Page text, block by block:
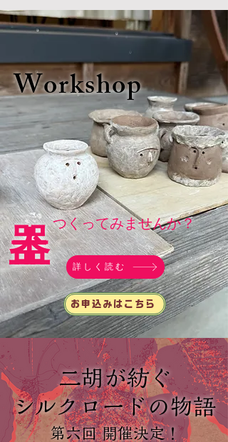
​Workshop
詳しく読む
​つくってみませんか？
お申込みはこちら
二胡が紡ぐ
シルクロードの物語
第六回 開催決定！